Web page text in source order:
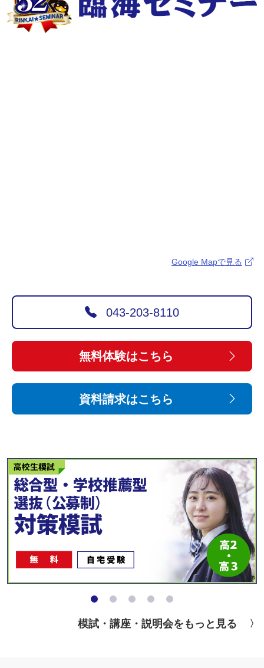
Google Mapで見る
043-203-8110
無料体験はこちら
資料請求はこちら
模試・講座・説明会をもっと見る